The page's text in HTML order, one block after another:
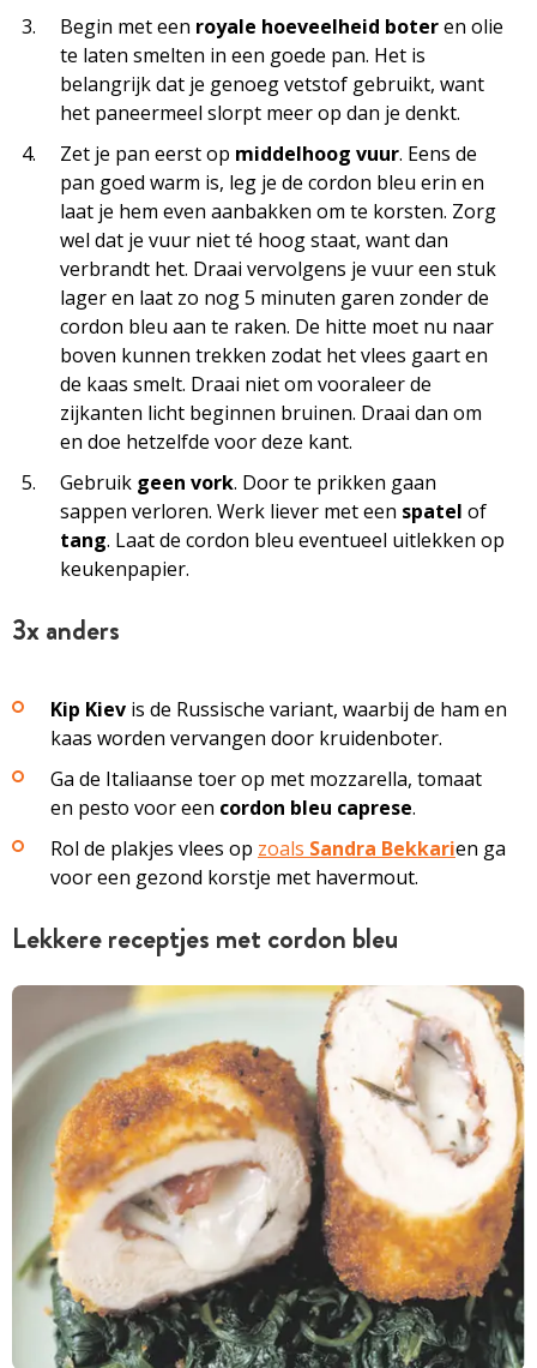
Begin met een royale hoeveelheid boteren olie
te laten smelten in een goede pan. Het is
belangrijk dat je genoeg vetstof gebruikt, want
het paneermeel slorpt meer op dan je denkt.
Zet je pan eerst op middelhoog vuur. Eens de
pan goed warm is, leg je de cordon bleu erin en
laat je hem even aanbakken om te korsten. Zorg
wel dat je vuur niet té hoog staat, want dan
verbrandt het. Draai vervolgens je vuur een stuk
lager en laat zo nog 5 minuten garen zonder de
cordon bleu aan te raken. De hitte moet nu naar
boven kunnen trekken zodat het vlees gaart en
de kaas smelt. Draai niet om vooraleer de
zijkanten licht beginnen bruinen. Draai dan om
en doe hetzelfde voor deze kant.
Gebruik geen vork. Door te prikken gaan
sappen verloren. Werk liever met een spatel of
tang. Laat de cordon bleu eventueel uitlekken op
keukenpapier.
3x anders
Kip Kiev is de Russische variant, waarbij de ham en
kaas worden vervangen door kruidenboter.
Ga de Italiaanse toer op met mozzarella, tomaat
en pesto voor een cordon bleu caprese.
Rol de plakjes vlees op zoals Sandra Bekkarien ga
voor een gezond korstje met havermout.
Lekkere receptjes met cordon bleu